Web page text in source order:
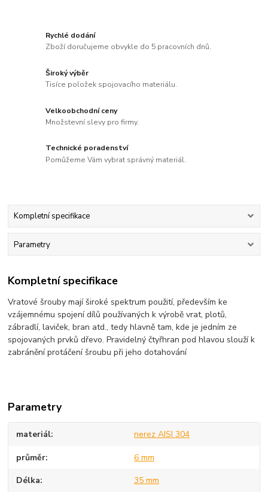
Rychlé dodání
Zboží doručujeme obvykle do 5 pracovních dnů.
Široký výběr
Tisíce položek spojovacího materiálu.
Velkoobchodní ceny
Množstevní slevy pro firmy.
Technické poradenství
Pomůžeme Vám vybrat správný materiál.
Kompletní specifikace
Parametry
Kompletní specifikace
Vratové šrouby mají široké spektrum použití, především ke
vzájemnému spojení dílů používaných k výrobě vrat, plotů,
zábradlí, laviček, bran atd., tedy hlavně tam, kde je jedním ze
spojovaných prvků dřevo. Pravidelný čtyřhran pod hlavou slouží k
zabránění protáčení šroubu při jeho dotahování
Parametry
materiál nerez AISI 304
průměr 6 mm
Délka 35 mm